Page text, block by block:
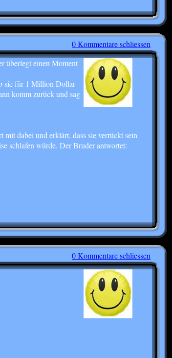
0 Kommentare schliessen
überlegt einen Moment
sie für 1 Million Dollar
komm zurück und sag
dabei und erklärt, dass sie verrückt sein
schlafen würde. Der Bruder antwortet:
0 Kommentare schliessen